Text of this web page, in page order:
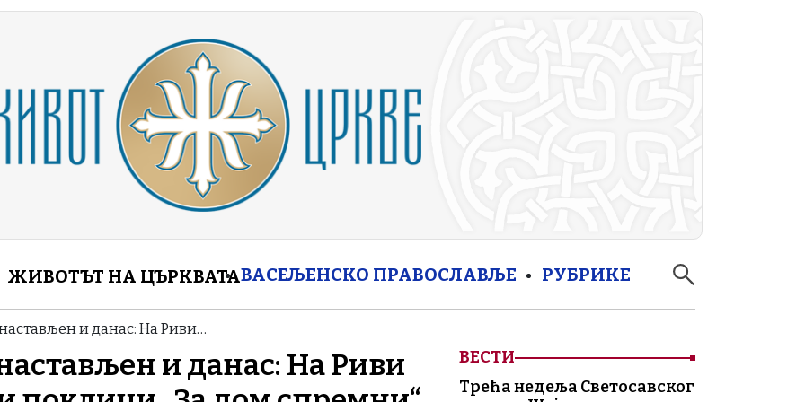
ЖИВОТЪТ НА ЦЪРКВАТАВАСЕЉЕНСКО ПРАВОСЛАВЉЕ РУБРИКЕ
и данас: На Риви…
и данас: На Риви
ВЕСТИ
Трећа недеља Светосавског